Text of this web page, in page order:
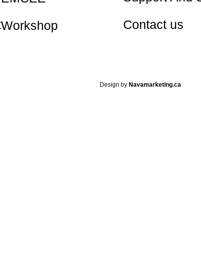
Workshop
Contact us
Design by Navamarketing.ca